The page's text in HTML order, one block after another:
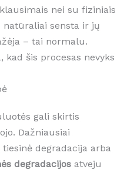
nei su fiziniais
natūraliai sensta ir jų
– tai normalu.
kad šis procesas nevyks
gali skirtis
Dažniausiai
degradacija arba
degradacijosatveju